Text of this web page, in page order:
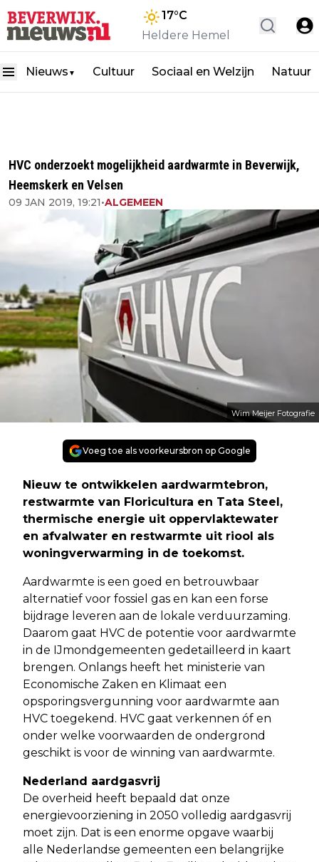
17°C
Heldere Hemel
Nieuws ▼ Cultuur Sociaal en Welzijn Natuur
HVC onderzoekt mogelijkheid aardwarmte in Beverwijk,
Heemskerk en Velsen
09 JAN 2019, 19:21•ALGEMEEN
Wim Meijer Fotografie
Voeg toe als voorkeursbron op Google
Nieuw te ontwikkelen aardwarmtebron,
restwarmte van Floricultura en Tata Steel,
thermische energie uit oppervlaktewater
en afvalwater en restwarmte uit riool als
woningverwarming in de toekomst.
Aardwarmte is een goed en betrouwbaar
alternatief voor fossiel gas en kan een forse
bijdrage leveren aan de lokale verduurzaming.
Daarom gaat HVC de potentie voor aardwarmte
in de IJmondgemeenten gedetailleerd in kaart
brengen. Onlangs heeft het ministerie van
Economische Zaken en Klimaat een
opsporingsvergunning voor aardwarmte aan
HVC toegekend. HVC gaat verkennen óf en
onder welke voorwaarden de ondergrond
geschikt is voor de winning van aardwarmte.
Nederland aardgasvrij
De overheid heeft bepaald dat onze
energievoorziening in 2050 volledig aardgasvrij
moet zijn. Dat is een enorme opgave waarbij
alle Nederlandse gemeenten een belangrijke